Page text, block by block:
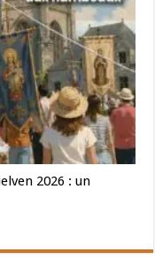
2026 : un